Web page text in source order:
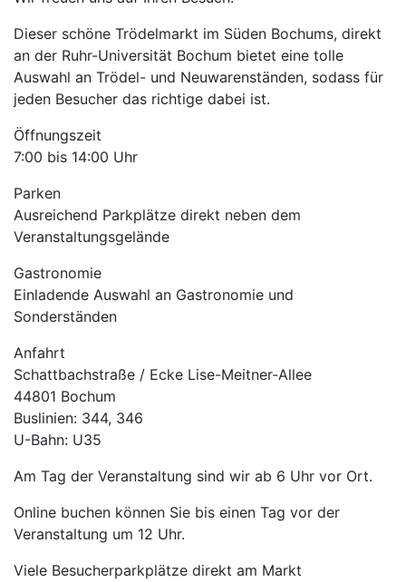
Dieser schöne Trödelmarkt im Süden Bochums, direkt
an der Ruhr-Universität Bochum bietet eine tolle
Auswahl an Trödel- und Neuwarenständen, sodass für
jeden Besucher das richtige dabei ist.
Öffnungszeit
7:00 bis 14:00 Uhr
Parken
Ausreichend Parkplätze direkt neben dem
Veranstaltungsgelände
Gastronomie
Einladende Auswahl an Gastronomie und
Sonderständen
Anfahrt
Schattbachstraße / Ecke Lise-Meitner-Allee
44801 Bochum
Buslinien: 344, 346
U-Bahn: U35
Am Tag der Veranstaltung sind wir ab 6 Uhr vor Ort.
Online buchen können Sie bis einen Tag vor der
Veranstaltung um 12 Uhr.
Viele Besucherparkplätze direkt am Markt